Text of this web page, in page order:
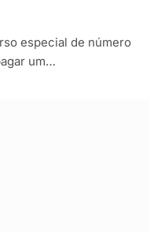
especial de número
um…